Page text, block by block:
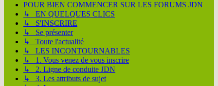
POUR BIEN COMMENCER SUR LES FORUMS JDN
↳ EN QUELQUES CLICS
↳ S'INSCRIRE
↳ Se présenter
↳ Toute l'actualité
↳ LES INCONTOURNABLES
↳ 1. Vous venez de vous inscrire
↳ 2. Ligne de conduite JDN
↳ 3. Les attributs de sujet